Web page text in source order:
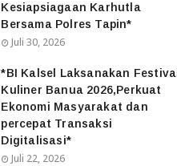
Kesiapsiagaan Karhutla
Bersama Polres Tapin*
Juli 30, 2026
*BI Kalsel Laksanakan Festival
Kuliner Banua 2026,Perkuat
Ekonomi Masyarakat dan
percepat Transaksi
Digitalisasi*
Juli 22, 2026